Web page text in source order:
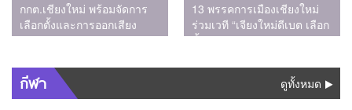
กกต.เชียงใหม่ พร้อมจัดการ
เลือกตั้งและการออกเสียง
ประชามติ คาดจะทราบผล
ในช่วงเวลา 22.00 น.
13 พรรคการเมืองเชียงใหม่
ร่วมเวที “เจียงใหม่ดีเบต เลือก
ตั้ง 69” กำหนดอนาคต
ต่อ
กีฬา ดูทั้งหมด